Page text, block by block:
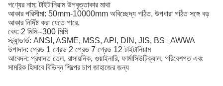
পণ্যের নাম: টাইটানিয়াম উপবৃত্তাকার মাথা
আকার পরিসীমা: 50mm-10000mm অবিচ্ছেদ্য গঠিত, উপধারা গঠিত সঙ্গে বড়
আকার নির্দিষ্ট করা যেতে পারে.
বেধ: 2 মিমি--300 মিমি
স্ট্যান্ডার্ড: ANSI, ASME, MSS, API, DIN, JIS, BS।AWWA
উপাদান: গ্রেড 1 গ্রেড 2 গ্রেড 7 গ্রেড 12 টাইটানিয়াম
আবেদন: প্রধানত তেল, রাসায়নিক, ওয়াইনারি, ফার্মাসিউটিক্যাল, পরিবেশগত এবং
সামরিক হিসাবে বিভিন্ন শিল্পের চাপ জাহাজের জন্য